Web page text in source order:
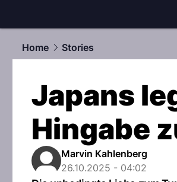
Home
Stories
Japans
Hingabe
Marvin Kahlenberg
26.10.2025 - 04:02